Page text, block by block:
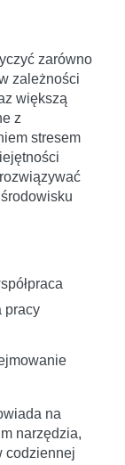
zarówno
zależności
większą
z
stresem
pracy
na
narzędzia,
codziennej